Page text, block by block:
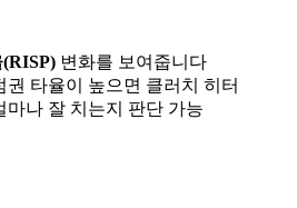
변화를 보여줍니다
권 타율이 높으면 클러치 히터
마나 잘 치는지 판단 가능